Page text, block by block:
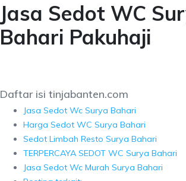
Jasa Sedot WC
Bahari Pakuhaji
Daftar isi tinjabanten.com
Jasa Sedot Wc Surya Bahari
Harga Sedot WC Surya Bahari
Sedot Limbah Resto Surya Bahari
TERPERCAYA SEDOT WC Surya Bahari
Jasa Sedot Wc Murah Surya Bahari